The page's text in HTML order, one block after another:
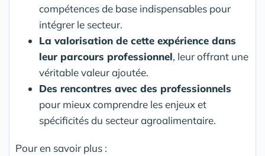
compétences de base indispensables pour
intégrer le secteur.
La valorisation de cette expérience dans
leur parcours professionnel, leur offrant une
véritable valeur ajoutée.
Des rencontres avec des professionnels
pour mieux comprendre les enjeux et
spécificités du secteur agroalimentaire.
Pour en savoir plus :